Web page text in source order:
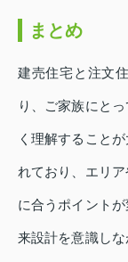
まとめ
建売住宅と注文
り、ご家族にと
く理解すること
れており、エリ
に合うポイント
来設計を意識し